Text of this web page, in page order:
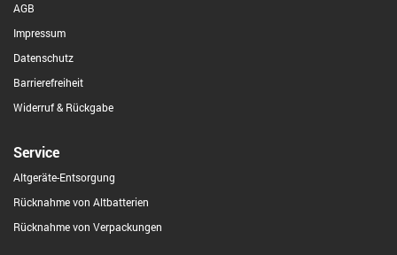
AGB
Impressum
Datenschutz
Barrierefreiheit
Widerruf & Rückgabe
Service
Altgeräte-Entsorgung
Rücknahme von Altbatterien
Rücknahme von Verpackungen